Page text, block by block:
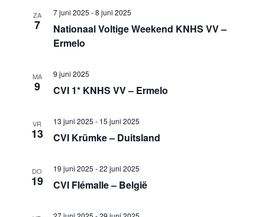
ZA
7
Nationaal Voltige Weekend KNHS VV –
Ermelo
7 juni 2025 -8 juni 2025
MA
9 CVI 1* KNHS VV – Ermelo
9 juni 2025
VR
13 CVI Krümke – Duitsland
13 juni 2025 - 15 juni 2025
DO
19 CVI Flémalle – België
19 juni 2025 -22 juni 2025